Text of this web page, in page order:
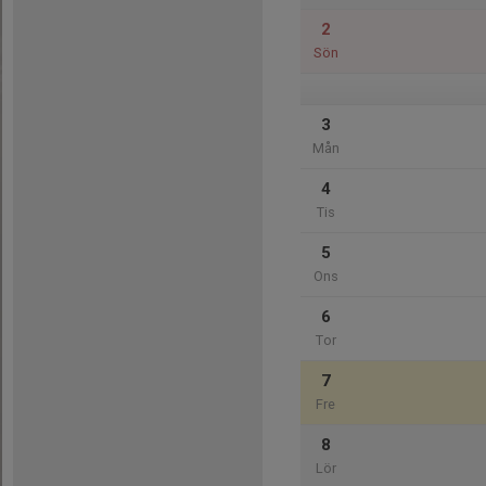
2
Sön
3
Mån
4
Tis
5
Ons
6
Tor
7
Fre
8
Lör